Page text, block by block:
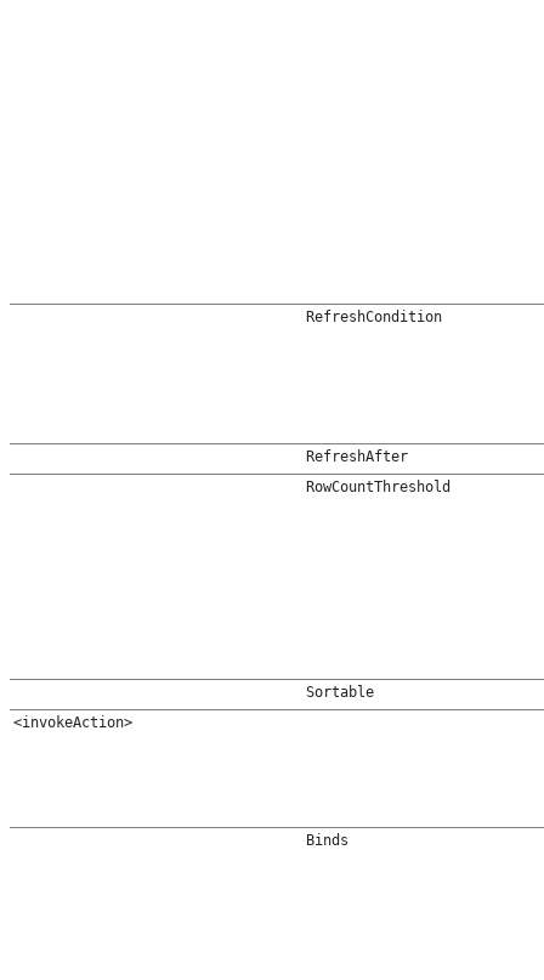
RefreshCondition
RefreshAfter
RowCountThreshold
Sortable
<invokeAction>
Binds